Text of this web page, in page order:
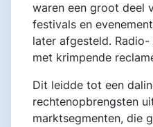
waren een groot deel
festivals en
later afgesteld.
met krimpende
Dit leidde tot een
rechtenopbrengsten uit
marktsegmenten, die